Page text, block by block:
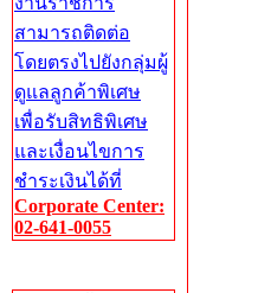
สามารถติดต่อ
โดยตรงไปยังกลุ่มผู้
ดูแลลูกค้าพิเศษ
เพื่อรับสิทธิพิเศษ
และเงื่อนไขการ
ชำระเงินได้ที่
Corporate Center:
02-641-0055